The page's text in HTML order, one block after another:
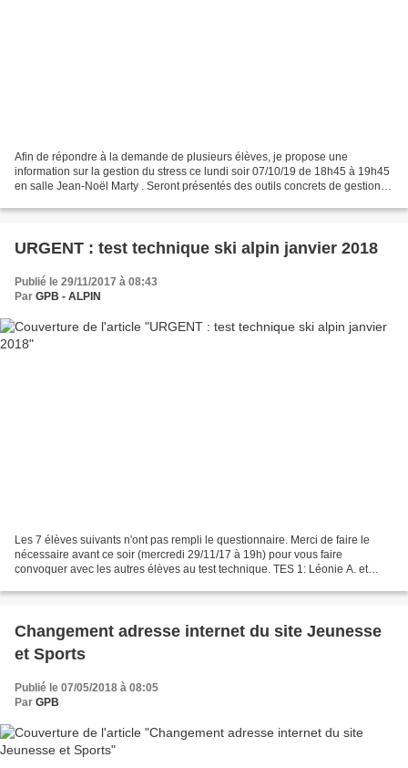
Afin de répondre à la demande de plusieurs élèves, je propose une
information sur la gestion du stress ce lundi soir 07/10/19 de 18h45 à 19h45
en salle Jean-Noël Marty . Seront présentés des outils concrets de gestion
URGENT : test technique ski alpin janvier 2018
Publié le 29/11/2017 à 08:43
Par GPB - ALPIN
Les 7 élèves suivants n'ont pas rempli le questionnaire. Merci de faire le
nécessaire avant ce soir (mercredi 29/11/17 à 19h) pour vous faire
convoquer avec les autres élèves au test technique. TES 1: Léonie A. et
Changement adresse internet du site Jeunesse
et Sports
Publié le 07/05/2018 à 08:05
Par GPB